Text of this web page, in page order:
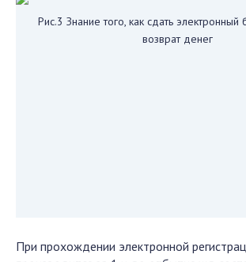
Рис.3 Знание того, как сдать электронный
возврат денег
При прохождении электронной